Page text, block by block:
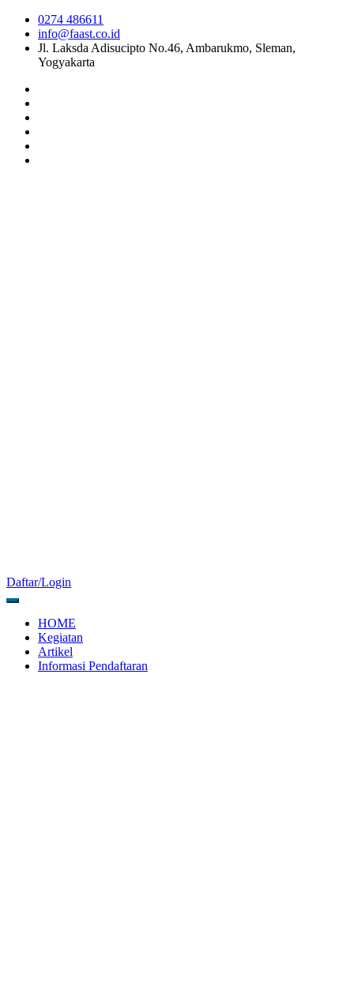
0274 486611
info@faast.co.id
Jl. Laksda Adisucipto No.46, Ambarukmo, Sleman,
Yogyakarta
Daftar/Login
HOME
Kegiatan
Artikel
Informasi Pendaftaran